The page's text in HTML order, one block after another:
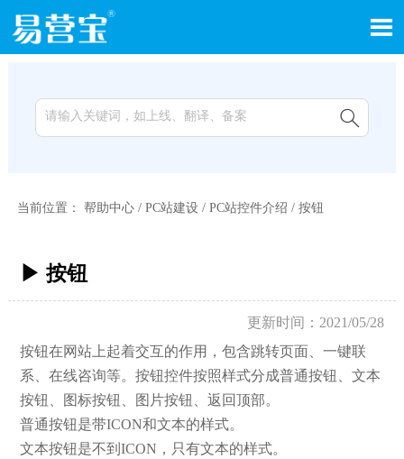


当前位置： 帮助中心/ PC站建设/ PC站控件介绍 / 按钮
▶ 按钮
更新时间：2021/05/28
按钮在网站上起着交互的作用，包含跳转页面、一键联
系、在线咨询等。按钮控件按照样式分成普通按钮、文本
按钮、图标按钮、图片按钮、返回顶部。
普通按钮是带ICON和文本的样式。
文本按钮是不到ICON，只有文本的样式。